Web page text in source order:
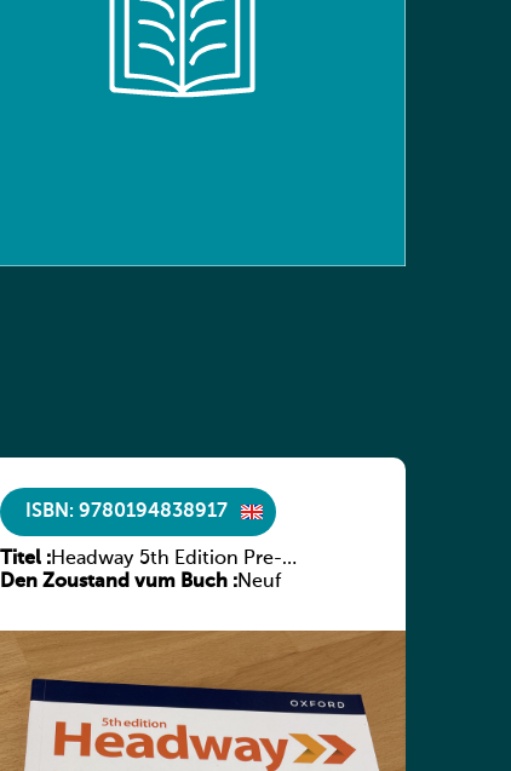
ISBN: 9780194838917
Titel :Headway 5th Edition Pre-
intermediate Student’s Book with
Den Zoustand vum Buch :Neuf